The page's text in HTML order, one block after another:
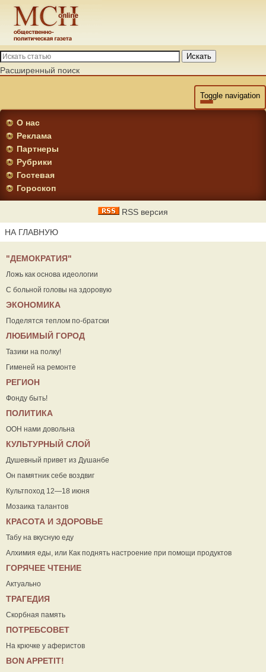
Искать
Расширенный поиск
Toggle navigation
О нас
Реклама
Партнеры
Рубрики
Гостевая
Гороскоп
RSS версия
НА ГЛАВНУЮ
"ДЕМОКРАТИЯ"
Ложь как основа идеологии
С больной головы на здоровую
ЭКОНОМИКА
Поделятся теплом по-братски
ЛЮБИМЫЙ ГОРОД
Тазики на полку!
Гименей на ремонте
РЕГИОН
Фонду быть!
ПОЛИТИКА
ООН нами довольна
КУЛЬТУРНЫЙ СЛОЙ
Душевный привет из Душанбе
Он памятник себе воздвиг
Культпоход 12—18 июня
Мозаика талантов
КРАСОТА И ЗДОРОВЬЕ
Табу на вкусную еду
Алхимия еды, или Как поднять настроение при помощи продуктов
ГОРЯЧЕЕ ЧТЕНИЕ
Актуально
ТРАГЕДИЯ
Скорбная память
ПОТРЕБСОВЕТ
На крючке у аферистов
ВON APPETIT!